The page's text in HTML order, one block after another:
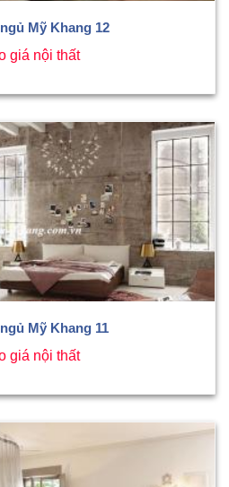
Mỹ Khang 12
giá nội thất
Mỹ Khang 11
giá nội thất